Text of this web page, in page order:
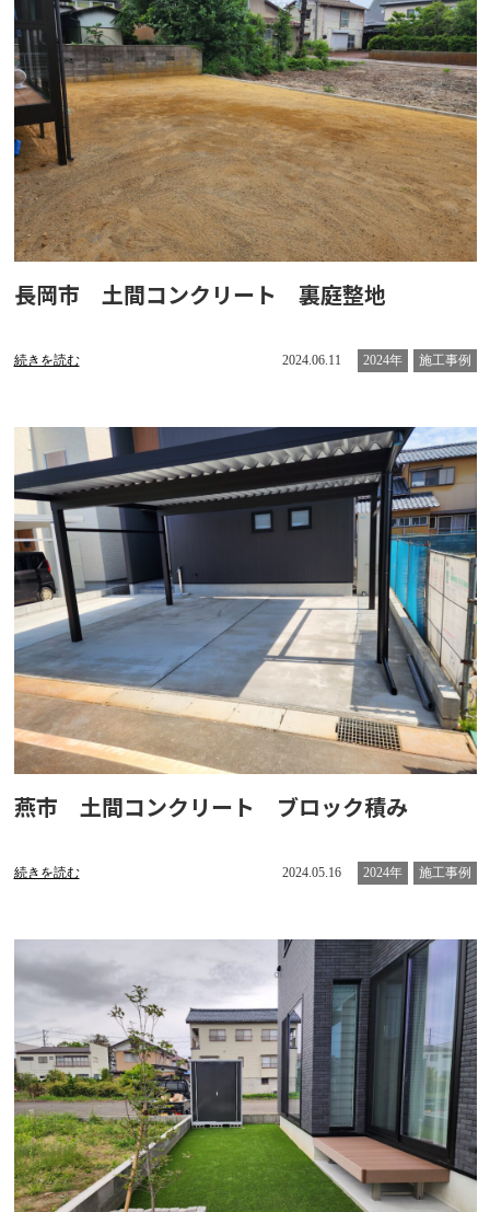
長岡市 土間コンクリート 裏庭整地
続きを読む 2024.06.11 2024年 施工事例
燕市 土間コンクリート ブロック積み
続きを読む 2024.05.16 2024年 施工事例